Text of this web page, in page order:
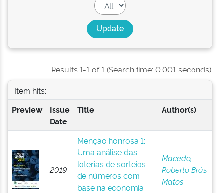
Results 1-1 of 1 (Search time: 0.001 seconds).
Item hits:
Preview
Issue
Date
Title Author(s)
2019
Menção honrosa 1:
Uma análise das
loterias de sorteios
de números com
base na economia
Macedo,
Roberto Brás
Matos